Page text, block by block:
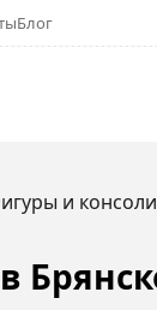
Блог
и консоли